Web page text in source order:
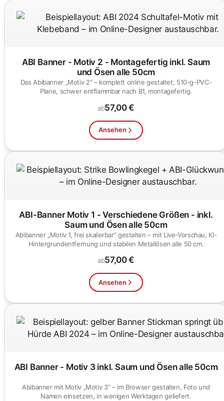
ABI Banner - Motiv 2 - Montagefertig inkl. Saum
und Ösen alle 50cm
Das Abibanner „Motiv 2“ – komplett online gestaltet, 510-g-PVC-
Plane, schwer entflammbar nach B1, montagefertig.
ab57,00 €
Ansehen
ABI-Banner Motiv 1 - Verschiedene Größen - inkl.
Saum und Ösen alle 50cm
Abibanner „Motiv 1, frei skalierbar“ gestalten – mit Live-Vorschau, KI-
Hintergrundentfernung und stabilen Metallösen alle 50 cm.
ab57,00 €
Ansehen
ABI Banner - Motiv 3 inkl. Saum und Ösen alle 50cm
Abibanner mit Motiv „Motiv 3“ – im Browser gestalten, Foto und
Namen einsetzen, in wenigen Werktagen geliefert.